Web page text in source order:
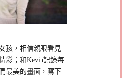
孩，相信親眼看見
彩；和Kevin記錄每
最美的畫面，寫下